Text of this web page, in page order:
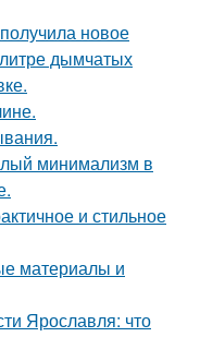
новое
дымчатых
минимализм в
и стильное
материалы и
Ярославля: что